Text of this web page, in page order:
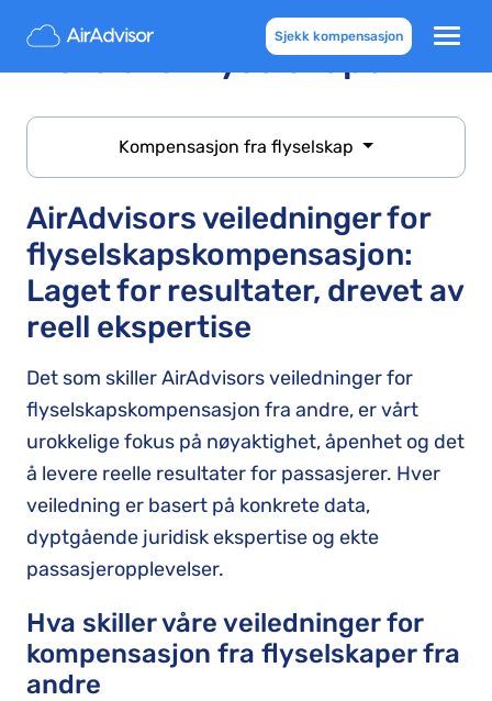
Sjekk kompensasjon
Liste over flyselskaper
Kompensasjon fra flyselskap
AirAdvisors veiledninger for
flyselskapskompensasjon:
Laget for resultater, drevet av
reell ekspertise
Det som skiller AirAdvisors veiledninger for
flyselskapskompensasjon fra andre, er vårt
urokkelige fokus på nøyaktighet, åpenhet og det
å levere reelle resultater for passasjerer. Hver
veiledning er basert på konkrete data,
dyptgående juridisk ekspertise og ekte
passasjeropplevelser.
Hva skiller våre veiledninger for
kompensasjon fra flyselskaper fra
andre